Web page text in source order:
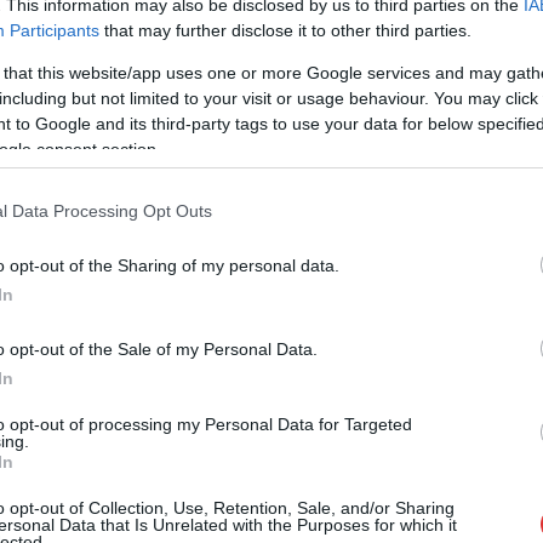
This information may also be disclosed by us to third parties on the
Participants that may further disclose it to other third parties.
that this website/app uses one or more Google services and may
but not limited to your visit or usage behaviour. You may
to Google and its third-party tags to use your data for below
consent section.
Data Processing Opt Outs
opt-out of the Sharing of my personal data.
opt-out of the Sale of my Personal Data.
opt-out of processing my Personal Data for Targeted
opt-out of Collection, Use, Retention, Sale, and/or Sharing
Data that Is Unrelated with the Purposes for which it
várják az érdeklődőket pénteken, az idei
Kutatók éjszakáján. Szolnok is kiveszi a
részét, a Szolnok Campuson, az Agórában, a
Hetényiben és számos középiskolában is
lesznek látnivalók.
Szolnokon is örömmel fogadja az
Egészségügyi gondozás és prevenció